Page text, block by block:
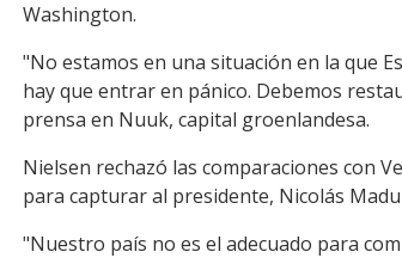
Link
Washington.
"No estamos en una situación en la que
hay que entrar en pánico. Debemos
prensa en Nuuk, capital groenlandesa.
Nielsen rechazó las comparaciones con
para capturar al presidente, Nicolás
"Nuestro país no es el adecuado para